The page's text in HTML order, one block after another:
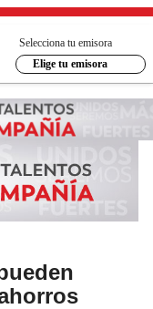
Selecciona tu emisora
Elige tu emisora